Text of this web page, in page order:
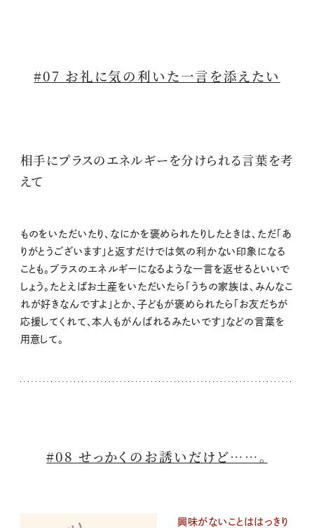
#07 お礼に気の利いた一言を添えたい
相手にプラスのエネルギーを分けられる言葉を考
えて
ものをいただいたり、なにかを褒められたりしたときは、ただ「あ
りがとうございます」と返すだけでは気の利かない印象になる
ことも。プラスのエネルギーになるような一言を返せるといいで
しょう。たとえばお土産をいただいたら「うちの家族は、みんなこ
れが好きなんですよ」とか、子どもが褒められたら「お友だちが
応援してくれて、本人もがんばれるみたいです」などの言葉を
用意して。
#08 せっかくのお誘いだけど……。
興味がないことははっきり